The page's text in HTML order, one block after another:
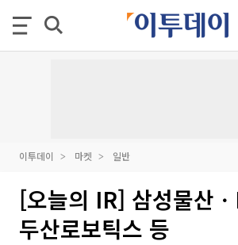
이투데이 마켓 일반
[오늘의 IR] 삼성물산ㆍ
두산로보틱스 등